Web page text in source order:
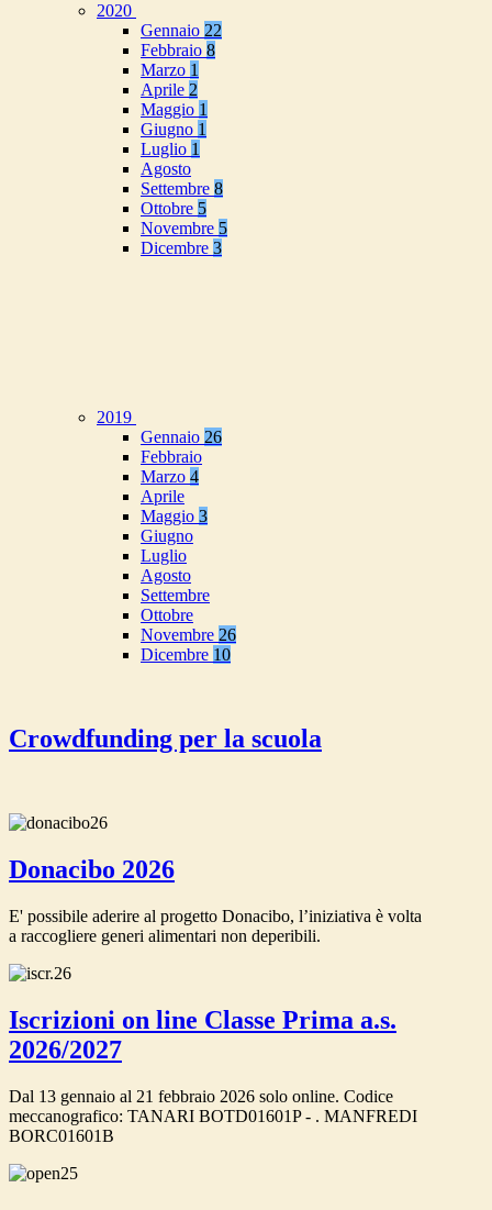
2020
Gennaio 22
Febbraio 8
Marzo 1
Aprile 2
Maggio 1
Giugno 1
Luglio 1
Agosto
Settembre 8
Ottobre 5
Novembre 5
Dicembre 3
2019
Gennaio 26
Febbraio
Marzo 4
Aprile
Maggio 3
Giugno
Luglio
Agosto
Settembre
Ottobre
Novembre 26
Dicembre 10
Crowdfunding per la scuola
Donacibo 2026
E' possibile aderire al progetto Donacibo, l’iniziativa è volta
a raccogliere generi alimentari non deperibili.
Iscrizioni on line Classe Prima a.s.
2026/2027
Dal 13 gennaio al 21 febbraio 2026 solo online. Codice
meccanografico: TANARI BOTD01601P - . MANFREDI
BORC01601B